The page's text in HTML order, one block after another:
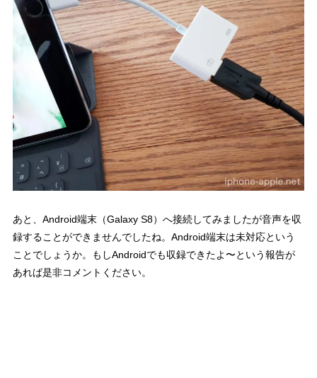
あと、Android端末（Galaxy S8）へ接続してみましたが音声を収
録することができませんでしたね。Android端末は未対応という
ことでしょうか。もしAndroidでも収録できたよ〜という報告が
あれば是非コメントください。